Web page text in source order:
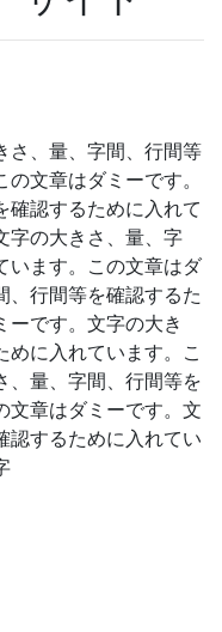
さ、量、字間、行間等
文章はダミーです。
確認するために入れて
字の大きさ、量、字
います。この文章はダ
、行間等を確認するた
ーです。文字の大き
めに入れています。こ
、量、字間、行間等を
文章はダミーです。文
認するために入れてい